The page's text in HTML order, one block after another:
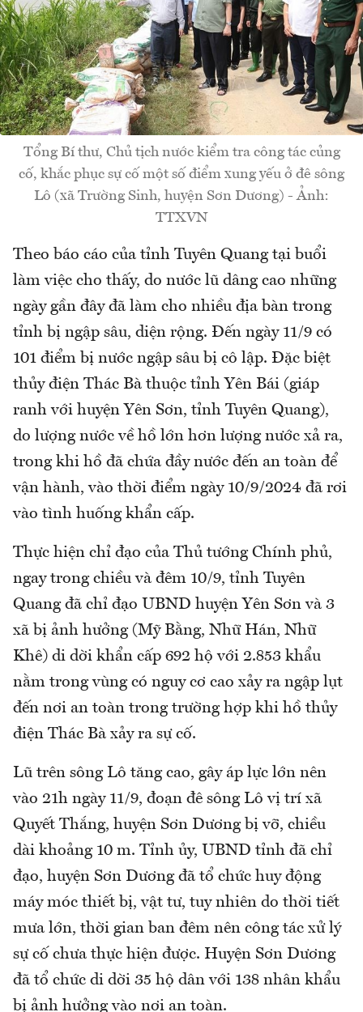
Tổng Bí thư, Chủ tịch nước kiểm tra công tác củng
cố, khắc phục sự cố một số điểm xung yếu ở đê sông
Lô (xã Trường Sinh, huyện Sơn Dương) - Ảnh:
TTXVN
Theo báo cáo của tỉnh Tuyên Quang tại buổi
làm việc cho thấy, do nước lũ dâng cao những
ngày gần đây đã làm cho nhiều địa bàn trong
tỉnh bị ngập sâu, diện rộng. Đến ngày 11/9 có
101 điểm bị nước ngập sâu bị cô lập. Đặc biệt
thủy điện Thác Bà thuộc tỉnh Yên Bái (giáp
ranh với huyện Yên Sơn, tỉnh Tuyên Quang),
do lượng nước về hồ lớn hơn lượng nước xả ra,
trong khi hồ đã chứa đầy nước đến an toàn để
vận hành, vào thời điểm ngày 10/9/2024 đã rơi
vào tình huống khẩn cấp.
Thực hiện chỉ đạo của Thủ tướng Chính phủ,
ngay trong chiều và đêm 10/9, tỉnh Tuyên
Quang đã chỉ đạo UBND huyện Yên Sơn và 3
xã bị ảnh hưởng (Mỹ Bằng, Nhữ Hán, Nhữ
Khê) di dời khẩn cấp 692 hộ với 2.853 khẩu
nằm trong vùng có nguy cơ cao xảy ra ngập lụt
đến nơi an toàn trong trường hợp khi hồ thủy
điện Thác Bà xảy ra sự cố.
Lũ trên sông Lô tăng cao, gây áp lực lớn nên
vào 21h ngày 11/9, đoạn đê sông Lô vị trí xã
Quyết Thắng, huyện Sơn Dương bị vỡ, chiều
dài khoảng 10 m. Tỉnh ủy, UBND tỉnh đã chỉ
đạo, huyện Sơn Dương đã tổ chức huy động
máy móc thiết bị, vật tư, tuy nhiên do thời tiết
mưa lớn, thời gian ban đêm nên công tác xử lý
sự cố chưa thực hiện được. Huyện Sơn Dương
đã tổ chức di dời 35 hộ dân với 138 nhân khẩu
bị ảnh hưởng vào nơi an toàn.